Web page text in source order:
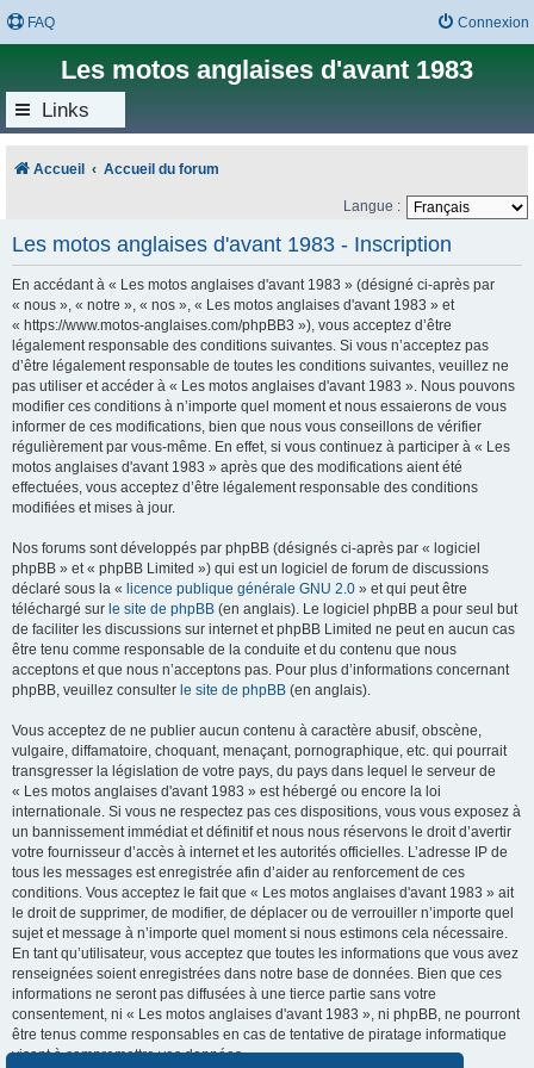
FAQ Connexion
Les motos anglaises d'avant 1983
Links
Accueil Accueil du forum
Langue :
Les motos anglaises d'avant 1983 - Inscription
En accédant à « Les motos anglaises d'avant 1983 » (désigné ci-après par
« nous », « notre », « nos », « Les motos anglaises d'avant 1983 » et
« https://www.motos-anglaises.com/phpBB3 »), vous acceptez d’être
légalement responsable des conditions suivantes. Si vous n’acceptez pas
d’être légalement responsable de toutes les conditions suivantes, veuillez ne
pas utiliser et accéder à « Les motos anglaises d'avant 1983 ». Nous pouvons
modifier ces conditions à n’importe quel moment et nous essaierons de vous
informer de ces modifications, bien que nous vous conseillons de vérifier
régulièrement par vous-même. En effet, si vous continuez à participer à « Les
motos anglaises d'avant 1983 » après que des modifications aient été
effectuées, vous acceptez d’être légalement responsable des conditions
modifiées et mises à jour.
Nos forums sont développés par phpBB (désignés ci-après par « logiciel
phpBB » et « phpBB Limited ») qui est un logiciel de forum de discussions
déclaré sous la « licence publique générale GNU 2.0 » et qui peut être
téléchargé sur le site de phpBB (en anglais). Le logiciel phpBB a pour seul but
de faciliter les discussions sur internet et phpBB Limited ne peut en aucun cas
être tenu comme responsable de la conduite et du contenu que nous
acceptons et que nous n’acceptons pas. Pour plus d’informations concernant
phpBB, veuillez consulter le site de phpBB (en anglais).
Vous acceptez de ne publier aucun contenu à caractère abusif, obscène,
vulgaire, diffamatoire, choquant, menaçant, pornographique, etc. qui pourrait
transgresser la législation de votre pays, du pays dans lequel le serveur de
« Les motos anglaises d'avant 1983 » est hébergé ou encore la loi
internationale. Si vous ne respectez pas ces dispositions, vous vous exposez à
un bannissement immédiat et définitif et nous nous réservons le droit d’avertir
votre fournisseur d’accès à internet et les autorités officielles. L’adresse IP de
tous les messages est enregistrée afin d’aider au renforcement de ces
conditions. Vous acceptez le fait que « Les motos anglaises d'avant 1983 » ait
le droit de supprimer, de modifier, de déplacer ou de verrouiller n’importe quel
sujet et message à n’importe quel moment si nous estimons cela nécessaire.
En tant qu’utilisateur, vous acceptez que toutes les informations que vous avez
renseignées soient enregistrées dans notre base de données. Bien que ces
informations ne seront pas diffusées à une tierce partie sans votre
consentement, ni « Les motos anglaises d'avant 1983 », ni phpBB, ne pourront
être tenus comme responsables en cas de tentative de piratage informatique
visant à compromettre vos données.